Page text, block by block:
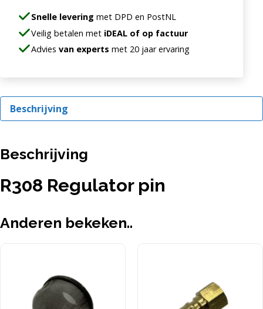
Snelle levering met DPD en PostNL
Veilig betalen met iDEAL of op factuur
Advies van experts met 20 jaar ervaring
Beschrijving
Beschrijving
R308 Regulator pin
Anderen bekeken..